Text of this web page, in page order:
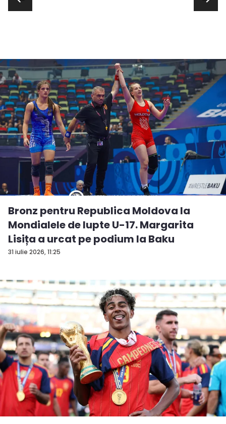
31 iulie 2026, 11:25
Bronz pentru Republica Moldova la
Mondialele de lupte U-17. Margarita
Lisița a urcat pe podium la Baku